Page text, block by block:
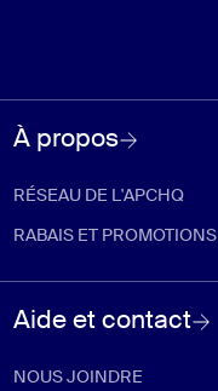
À propos
RÉSEAU DE L'APCHQ
RABAIS ET PROMOTIONS
Aide et contact
NOUS JOINDRE